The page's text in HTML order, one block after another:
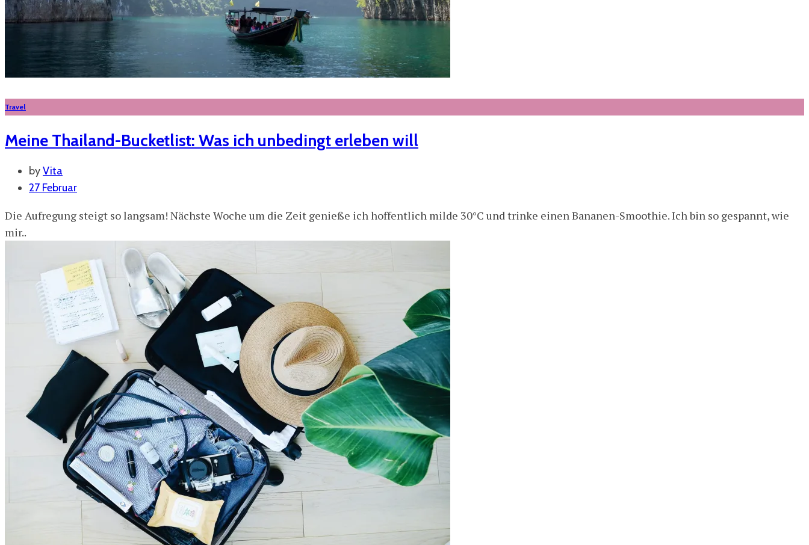
Travel
Meine Thailand-Bucketlist: Was ich unbedingt erleben will
byVita
27 Februar
Die Aufregung steigt so langsam! Nächste Woche um die Zeit genieße ich hoffentlich milde 30°C und trinke einen Bananen-Smoothie. Ich bin so gespannt, wie
mir..